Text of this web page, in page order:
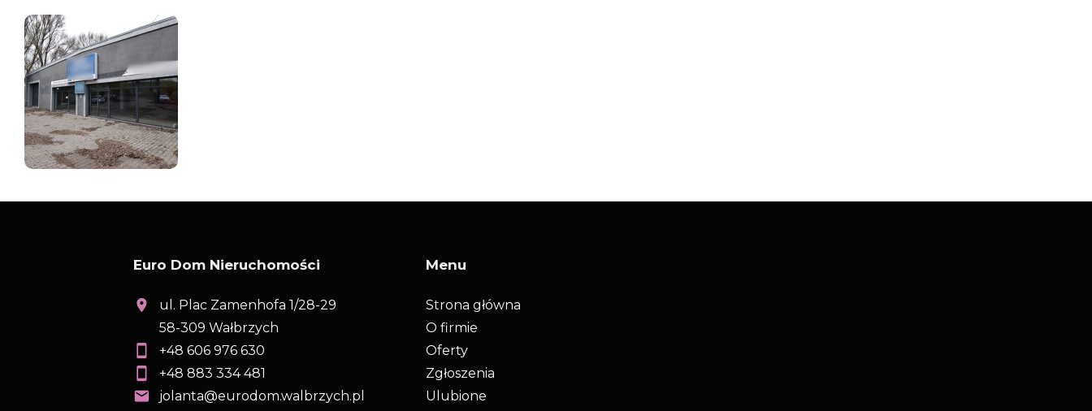
Euro Dom Nieruchomości
ul. Plac Zamenhofa 1/28-29
58-309 Wałbrzych
+48 606 976 630
+48 883 334 481
jolanta@eurodom.walbrzych.pl
Menu
Strona główna
O firmie
Oferty
Zgłoszenia
Ulubione